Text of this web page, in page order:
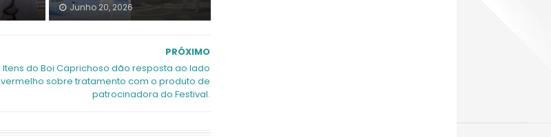
Junho 20, 2026
PRÓXIMO
Itens do Boi Caprichoso dão resposta ao lado
vermelho sobre tratamento com o produto de
patrocinadora do Festival.